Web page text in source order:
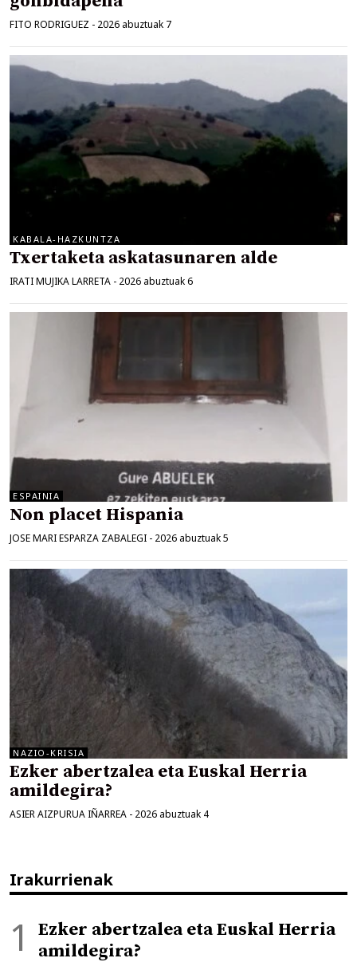
FITO RODRIGUEZ - 2026 abuztuak 7
KABALA-HAZKUNTZA
Txertaketa askatasunaren alde
IRATI MUJIKA LARRETA - 2026 abuztuak 6
ESPAINIA
Non placet Hispania
JOSE MARI ESPARZA ZABALEGI - 2026 abuztuak 5
NAZIO-KRISIA
Ezker abertzalea eta Euskal Herria
amildegira?
ASIER AIZPURUA IÑARREA - 2026 abuztuak 4
Irakurrienak
Ezker abertzalea eta Euskal Herria
amildegira?